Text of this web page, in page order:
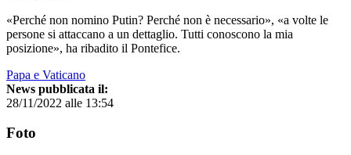
«Perché non nomino Putin? Perché non è necessario», «a volte le
persone si attaccano a un dettaglio. Tutti conoscono la mia
posizione», ha ribadito il Pontefice.
Papa e Vaticano
News pubblicata il:
28/11/2022 alle 13:54
Foto